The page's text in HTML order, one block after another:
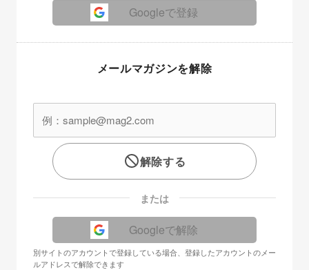
Googleで登録
メールマガジンを解除
解除する
または
Googleで解除
別サイトのアカウントで登録している場合、登録したアカウントのメー
ルアドレスで解除できます